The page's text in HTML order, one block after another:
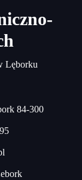
Lęborku
84-300